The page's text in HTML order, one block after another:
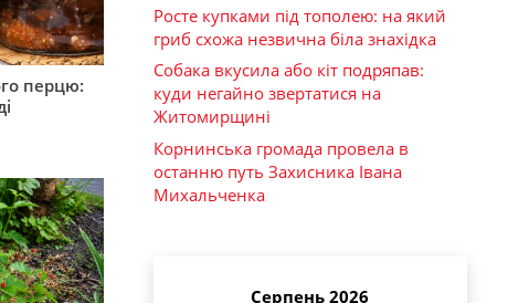
перцю:
Росте купками під тополею: на який
гриб схожа незвична біла знахідка
Собака вкусила або кіт подряпав:
куди негайно звертатися на
Житомирщині
Корнинська громада провела в
останню путь Захисника Івана
Михальченка
Серпень 2026